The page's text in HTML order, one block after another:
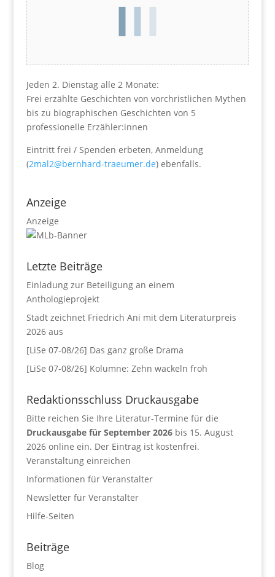
Jeden 2. Dienstag alle 2 Monate:
Frei erzählte Geschichten von vorchristlichen Mythen
bis zu biographischen Geschichten von 5
professionelle Erzähler:innen
Eintritt frei / Spenden erbeten, Anmeldung
(2mal2@bernhard-traeumer.de) ebenfalls.
Anzeige
Anzeige
Letzte Beiträge
Einladung zur Beteiligung an einem
Anthologieprojekt
Stadt zeichnet Friedrich Ani mit dem Literaturpreis
2026 aus
[LiSe 07-08/26] Das ganz große Drama
[LiSe 07-08/26] Kolumne: Zehn wackeln froh
Redaktionsschluss Druckausgabe
Bitte reichen Sie Ihre Literatur-Termine für die
Druckausgabe für September 2026bis 15. August
2026 online ein. Der Eintrag ist kostenfrei.
Veranstaltung einreichen
Informationen für Veranstalter
Newsletter für Veranstalter
Hilfe-Seiten
Beiträge
Blog